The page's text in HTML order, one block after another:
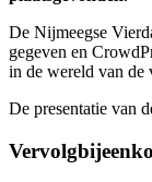
De Nijmeegse
gegeven en
in de wereld van de
De presentatie van